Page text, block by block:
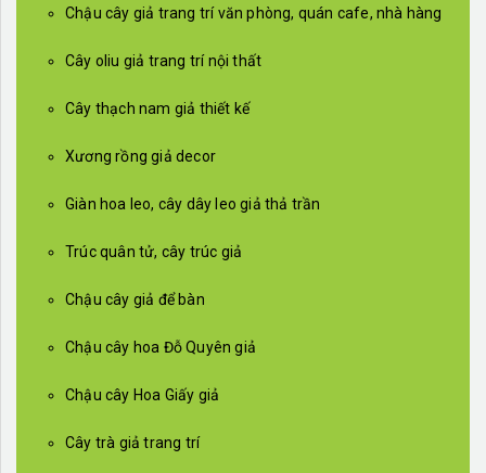
Chậu cây giả trang trí văn phòng, quán cafe, nhà hàng
Cây oliu giả trang trí nội thất
Cây thạch nam giả thiết kế
Xương rồng giả decor
Giàn hoa leo, cây dây leo giả thả trần
Trúc quân tử, cây trúc giả
Chậu cây giả để bàn
Chậu cây hoa Đỗ Quyên giả
Chậu cây Hoa Giấy giả
Cây trà giả trang trí